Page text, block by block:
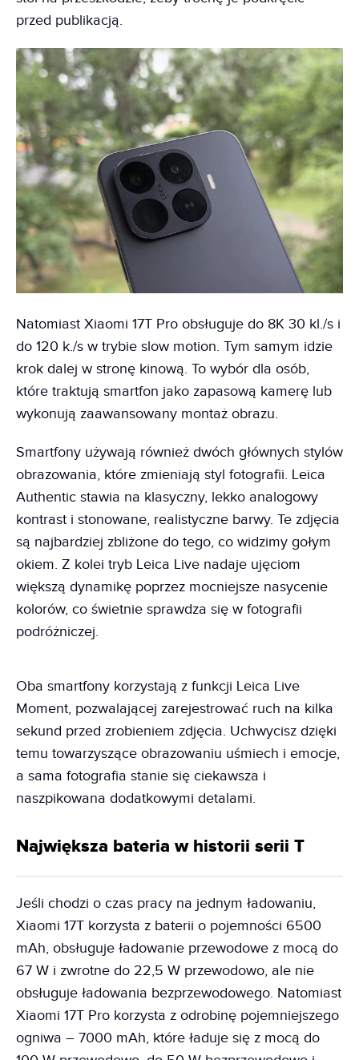
przed publikacją.
Natomiast Xiaomi 17T Pro obsługuje do 8K 30 kl./s i
do 120 k./s w trybie slow motion. Tym samym idzie
krok dalej w stronę kinową. To wybór dla osób,
które traktują smartfon jako zapasową kamerę lub
wykonują zaawansowany montaż obrazu.
Smartfony używają również dwóch głównych stylów
obrazowania, które zmieniają styl fotografii. Leica
Authentic stawia na klasyczny, lekko analogowy
kontrast i stonowane, realistyczne barwy. Te zdjęcia
są najbardziej zbliżone do tego, co widzimy gołym
okiem. Z kolei tryb Leica Live nadaje ujęciom
większą dynamikę poprzez mocniejsze nasycenie
kolorów, co świetnie sprawdza się w fotografii
podróżniczej.
Oba smartfony korzystają z funkcji Leica Live
Moment, pozwalającej zarejestrować ruch na kilka
sekund przed zrobieniem zdjęcia. Uchwycisz dzięki
temu towarzyszące obrazowaniu uśmiech i emocje,
a sama fotografia stanie się ciekawsza i
naszpikowana dodatkowymi detalami.
Największa bateria w historii serii T
Jeśli chodzi o czas pracy na jednym ładowaniu,
Xiaomi 17T korzysta z baterii o pojemności 6500
mAh, obsługuje ładowanie przewodowe z mocą do
67 W i zwrotne do 22,5 W przewodowo, ale nie
obsługuje ładowania bezprzewodowego. Natomiast
Xiaomi 17T Pro korzysta z odrobinę pojemniejszego
ogniwa – 7000 mAh, które ładuje się z mocą do